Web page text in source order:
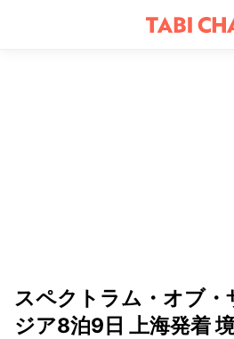
スペクトラム・オブ・
ジア8泊9日 上海発着